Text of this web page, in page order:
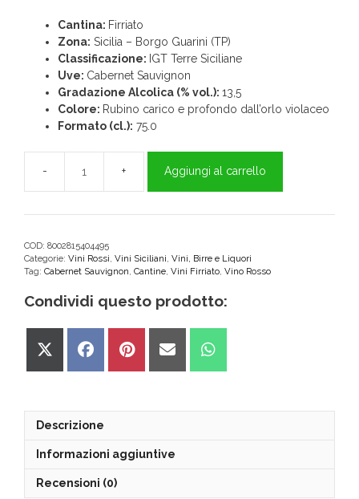
Cantina: Firriato
Zona: Sicilia – Borgo Guarini (TP)
Classificazione: IGT Terre Siciliane
Uve: Cabernet Sauvignon
Gradazione Alcolica (% vol.): 13,5
Colore: Rubino carico e profondo dall’orlo violaceo
Formato (cl.): 75.0
Altavilla
vino
Cabernet
IGT
Terre
Siciliane
quantità
Aggiungi al carrello
COD: 8002815404495
Categorie: Vini Rossi Vini Siciliani Vini, Birre e Liquori
Tag: Cabernet Sauvignon Cantine Vini Firriato Vino Rosso
Condividi questo prodotto:
Share
Share
Share
Share
Share
Descrizione
Informazioni aggiuntive
Recensioni (0)